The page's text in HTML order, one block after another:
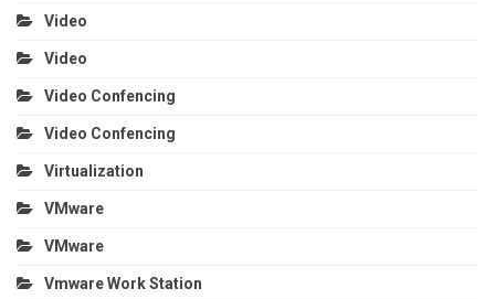
Video
Video
Video Confencing
Video Confencing
Virtualization
VMware
VMware
Vmware Work Station